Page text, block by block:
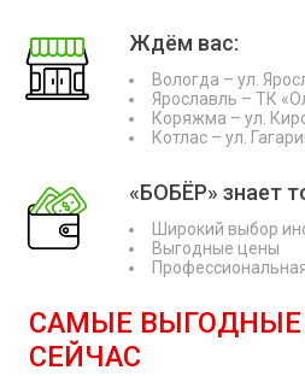
Ждём вас:
Вологда – ул.
Ярославль – ТК
Коряжма – ул.
Котлас – ул.
«БОБЁР» знает
Широкий выбор
Выгодные цены
САМЫЕ
СЕЙЧАС